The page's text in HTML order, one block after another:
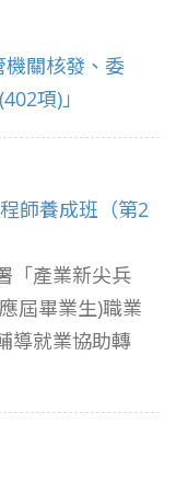
機關核發、委
項)」
師養成班（第2
「產業新尖兵
屆畢業生)職業
導就業協助轉